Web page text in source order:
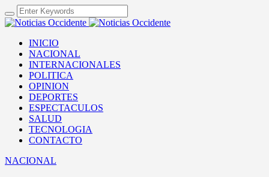
INICIO
NACIONAL
INTERNACIONALES
POLITICA
OPINION
DEPORTES
ESPECTACULOS
SALUD
TECNOLOGIA
CONTACTO
NACIONAL